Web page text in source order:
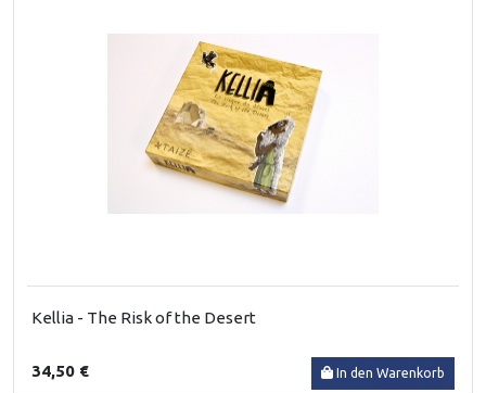
Kellia - The Risk of the Desert
34,50 € In den Warenkorb